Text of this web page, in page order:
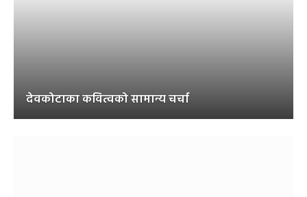
देवकोटाका कवित्वको सामान्य चर्चा